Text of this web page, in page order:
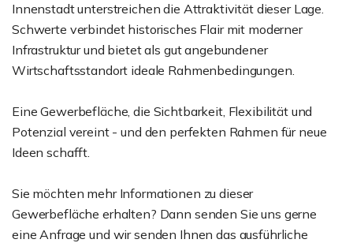
Innenstadt unterstreichen die Attraktivität dieser Lage.
Schwerte verbindet historisches Flair mit moderner
Infrastruktur und bietet als gut angebundener
Wirtschaftsstandort ideale Rahmenbedingungen.
Eine Gewerbefläche, die Sichtbarkeit, Flexibilität und
Potenzial vereint - und den perfekten Rahmen für neue
Ideen schafft.
Sie möchten mehr Informationen zu dieser
Gewerbefläche erhalten? Dann senden Sie uns gerne
eine Anfrage und wir senden Ihnen das ausführliche